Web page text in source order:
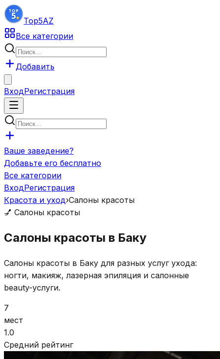
Top5AZ
Все категории
Добавить
ВходРегистрация
Ваше заведение?
Добавьте его бесплатно
Все категории
ВходРегистрация
Красота и уход›Салоны красоты
💅 Салоны красоты
Салоны красоты в Баку
Салоны красоты в Баку для разных услуг ухода:
ногти, макияж, лазерная эпиляция и салонные
beauty-услуги.
7
мест
1.0
Средний рейтинг